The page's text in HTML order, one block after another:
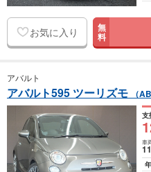
お気に入り 無
料
アバルト
アバルト595 ツーリズモ （
支
車